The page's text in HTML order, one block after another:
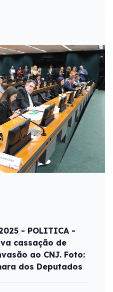
- POLITICA -
cassação de
ao CNJ. Foto:
dos Deputados